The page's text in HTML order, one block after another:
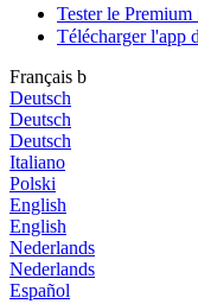
Tester le Premium
Télécharger l'app
Français b
Deutsch
Deutsch
Deutsch
Italiano
Polski
English
English
Nederlands
Nederlands
Español